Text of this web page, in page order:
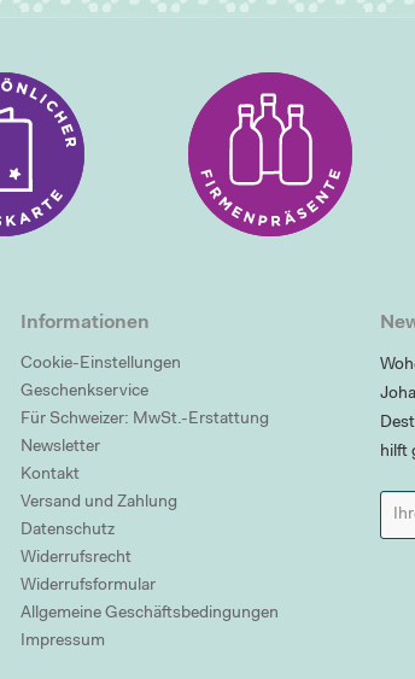
Informationen
Cookie-Einstellungen
Geschenkservice
Für Schweizer: MwSt.-Erstattung
Newsletter
Kontakt
Versand und Zahlung
Datenschutz
Widerrufsrecht
Widerrufsformular
Allgemeine Geschäftsbedingungen
Impressum
hilft